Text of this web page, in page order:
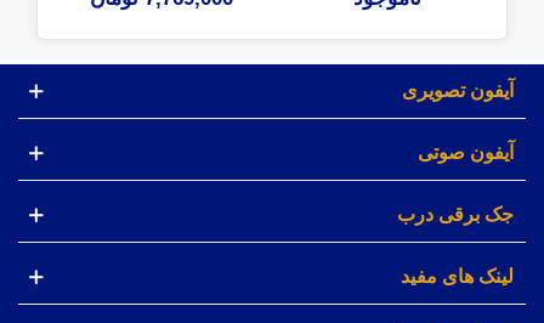
آیفون تصویری
آیفون صوتی
جک برقی درب
لینک های مفید